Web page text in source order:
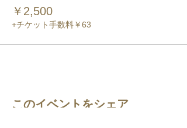
￥2,500
+チケット手数料￥63
このイベントをシェア